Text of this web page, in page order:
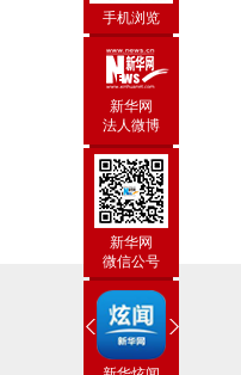
手机浏览
新华网
法人微博
新华网
微信公号